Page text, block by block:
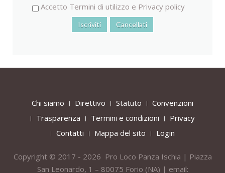
Accetto Termini di utilizzo e Privacy policy
Chi siamo Direttivo Statuto
Convenzioni
Trasparenza
Termini e condizioni
Privacy
Contatti
Mappa del sito Login
Copyright © 2017 - 2026 Pro Loco Panza Ischia | Piazza
San Leonardo, 1 – 80075 Forio (NA) | email: